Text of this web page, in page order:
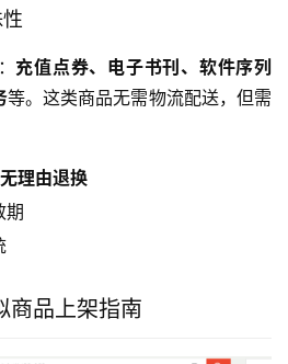
充值点券、电子书刊、软件序列
等。这类商品无需物流配送，但需
理由退换
期
商品上架指南